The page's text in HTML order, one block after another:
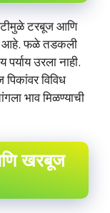
टरबूज आणि
आहे. फळे तडकली
उरला नाही.
विविध
भाव मिळण्याची
खरबूज